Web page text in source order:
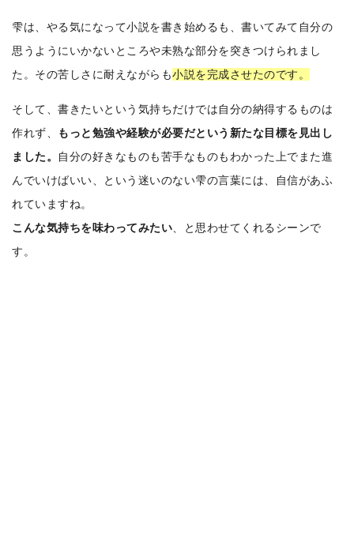
雫は、やる気になって小説を書き始めるも、書いてみて自分の
思うようにいかないところや未熟な部分を突きつけられまし
た。その苦しさに耐えながらも小説を完成させたのです。
そして、書きたいという気持ちだけでは自分の納得するものは
作れず、
もっと勉強や経験が必要だという新たな目標を見出し
ました。
自分の好きなものも苦手なものもわかった上でまた進
んでいけばいい、という迷いのない雫の言葉には、自信があふ
れていますね。
こんな気持ちを味わってみたい 、と思わせてくれるシーンで
す。